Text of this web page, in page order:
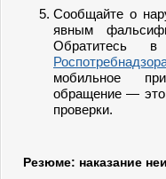
Сообщайте о
явным
Обратитесь в
мобильное
обращение — это
проверки.
Резюме: наказание